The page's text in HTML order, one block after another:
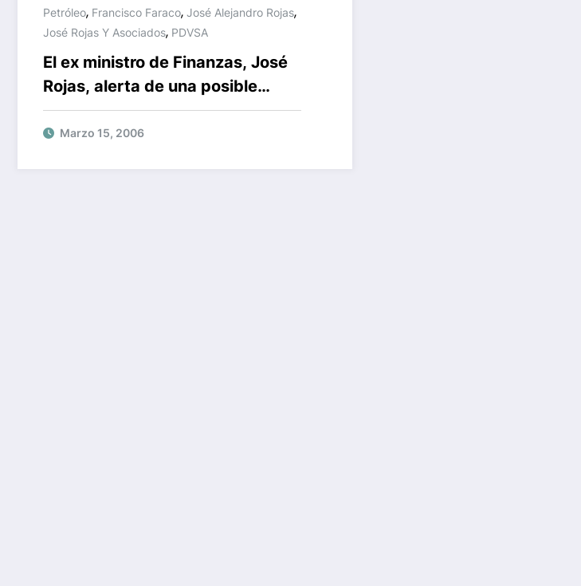
Petróleo, Francisco Faraco, José Alejandro Rojas,
José Rojas Y Asociados, PDVSA
El ex ministro de Finanzas, José
Rojas, alerta de una posible
crisis financiera.
Marzo 15, 2006